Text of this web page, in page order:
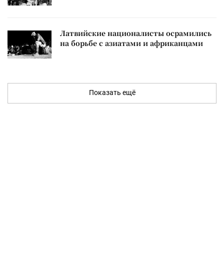
Латвийские националисты осрамились
на борьбе с азиатами и африканцами
Показать ещё